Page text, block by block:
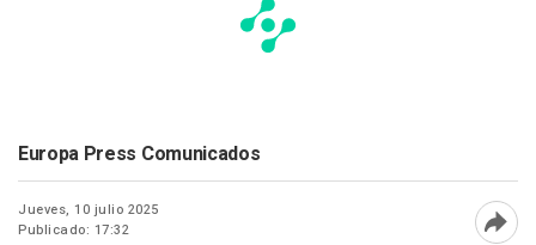
Europa Press Comunicados
Jueves, 10 julio 2025
Publicado: 17:32